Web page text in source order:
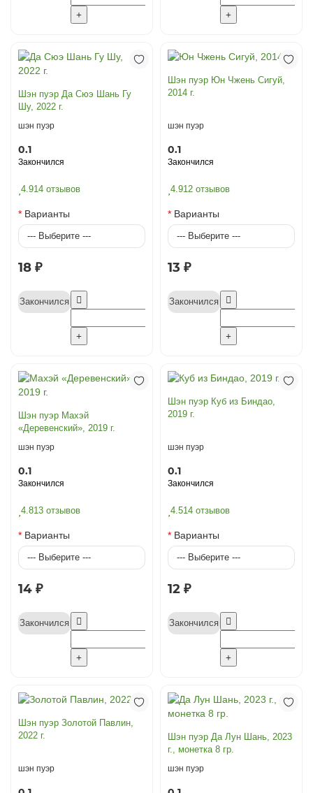
Шэн пуэр Да Сюэ Шань Гу
Шу, 2022 г.
шэн пуэр
0.1
Закончился
4.914 отзывов
Варианты
18 ₽
Закончился
Шэн пуэр Юн Чжень Сигуй,
2014 г.
шэн пуэр
0.1
Закончился
4.912 отзывов
Варианты
13 ₽
Закончился
Шэн пуэр Махэй
«Деревенский», 2019 г.
шэн пуэр
0.1
Закончился
4.813 отзывов
Варианты
14 ₽
Закончился
Шэн пуэр Куб из Биндао,
2019 г.
шэн пуэр
0.1
Закончился
4.514 отзывов
Варианты
12 ₽
Закончился
Шэн пуэр Золотой Павлин,
2022 г.
шэн пуэр
Шэн пуэр Да Лун Шань, 2023
г., монетка 8 гр.
шэн пуэр